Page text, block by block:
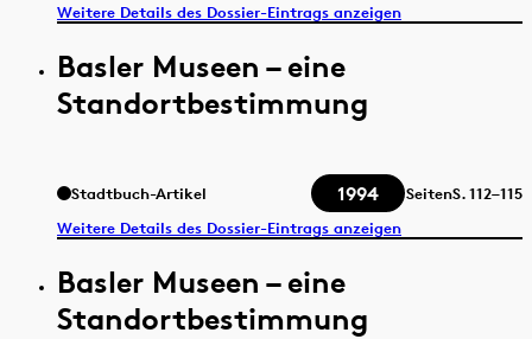
Weitere Details des Dossier-Eintrags anzeigen
Basler Museen – eine
Standortbestimmung
Stadtbuch-Artikel 1994 SeitenS.112–115
Weitere Details des Dossier-Eintrags anzeigen
Basler Museen – eine
Standortbestimmung